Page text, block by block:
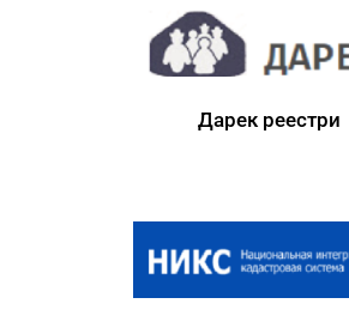
Дарек реестри